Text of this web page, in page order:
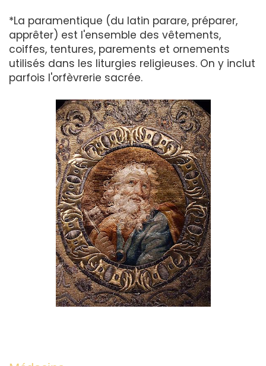
*La paramentique (du latin parare, préparer,
apprêter) est l'ensemble des vêtements,
coiffes, tentures, parements et ornements
utilisés dans les liturgies religieuses. On y inclut
parfois l'orfèvrerie sacrée.